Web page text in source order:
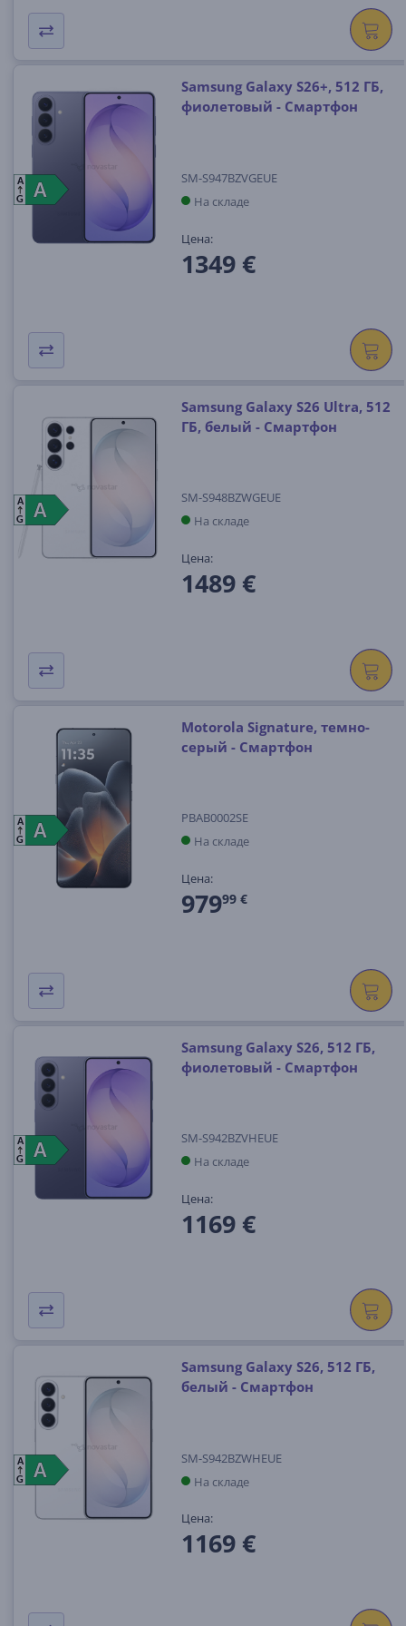
A
A
A
G
Samsung Galaxy S26+, 512 ГБ,
фиолетовый - Смартфон
SM-S947BZVGEUE
На складе
Цена:
1349 €
A
A
A
G
Samsung Galaxy S26 Ultra, 512
ГБ, белый - Смартфон
SM-S948BZWGEUE
На складе
Цена:
1489 €
A
A
A
G
Motorola Signature, темно-
серый - Смартфон
PBAB0002SE
На складе
Цена:
97999 €
A
A
A
G
Samsung Galaxy S26, 512 ГБ,
фиолетовый - Смартфон
SM-S942BZVHEUE
На складе
Цена:
1169 €
A
A
A
G
Samsung Galaxy S26, 512 ГБ,
белый - Смартфон
SM-S942BZWHEUE
На складе
Цена:
1169 €